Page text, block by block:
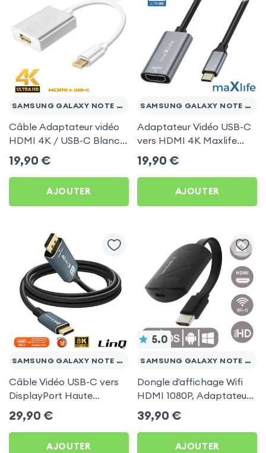
SAMSUNG GALAXY NOTE 20 ULTRA
Câble Adaptateur vidéo
HDMI 4K / USB-C Blanc
pour Samsung Galaxy
Note 20 Ultra
19,90 €
AJOUTER
SAMSUNG GALAXY NOTE 20 ULTRA
Adaptateur Vidéo USB-C
vers HDMI 4K Maxlife
Gris pour Samsung Galaxy
Note 20 Ultra
19,90 €
AJOUTER
SAMSUNG GALAXY NOTE 20 ULTRA
Câble Vidéo USB-C vers
DisplayPort Haute
Définition 8K 1.8m, LinQ
pour Samsung Galaxy
Note 20 Ultra
29,90 €
AJOUTER
5.0
SAMSUNG GALAXY NOTE 20 ULTRA
Dongle d'affichage Wifi
HDMI 1080P, Adaptateur
d'affichage Vidéo Sans-fil
TV pour Samsung Galaxy
Note 20 Ultra
39,90 €
AJOUTER